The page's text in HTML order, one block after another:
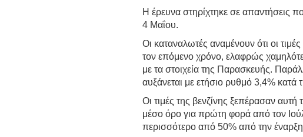
Η έρευνα στηρίχτηκε σε απαντήσεις
4 Μαΐου.
Οι καταναλωτές αναμένουν ότι οι
τον επόμενο χρόνο, ελαφρώς
με τα στοιχεία της Παρασκευής.
αυξάνεται με ετήσιο ρυθμό 3,4% κατά
Οι τιμές της βενζίνης ξεπέρασαν
μέσο όρο για πρώτη φορά από τον
περισσότερο από 50% από την